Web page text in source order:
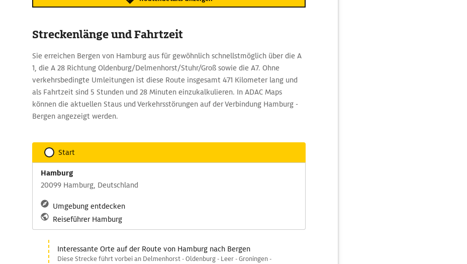
Streckenlänge und Fahrtzeit
Sie erreichen Bergen von Hamburg aus für gewöhnlich schnellstmöglich über die A
1, die A 28 Richtung Oldenburg/Delmenhorst/Stuhr/Groß sowie die A7. Ohne
verkehrsbedingte Umleitungen ist diese Route insgesamt 471 Kilometer lang und
als Fahrtzeit sind 5 Stunden und 28 Minuten einzukalkulieren. In ADAC Maps
können die aktuellen Staus und Verkehrsstörungen auf der Verbindung Hamburg -
Bergen angezeigt werden.
Start
Hamburg
20099 Hamburg, Deutschland
Umgebung entdecken
Reiseführer Hamburg
Interessante Orte auf der Route von Hamburg nach Bergen
Diese Strecke führt vorbei an Delmenhorst - Oldenburg - Leer - Groningen -